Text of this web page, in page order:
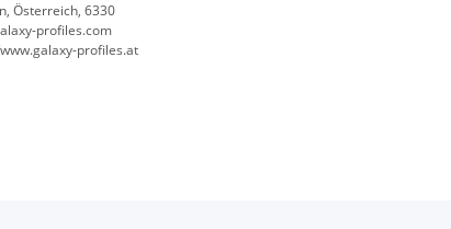
Österreich, 6330
profiles.com
profiles.at